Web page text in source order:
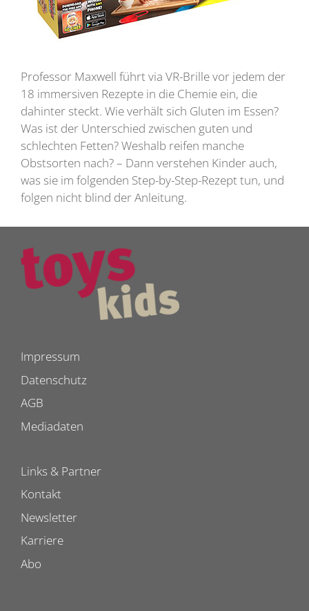
Professor Maxwell führt via VR-Brille vor jedem der
18 immersiven Rezepte in die Chemie ein, die
dahinter steckt. Wie verhält sich Gluten im Essen?
Was ist der Unterschied zwischen guten und
schlechten Fetten? Weshalb reifen manche
Obstsorten nach? – Dann verstehen Kinder auch,
was sie im folgenden Step-by-Step-Rezept tun, und
folgen nicht blind der Anleitung.
Impressum
Datenschutz
AGB
Mediadaten
Links & Partner
Kontakt
Newsletter
Karriere
Abo